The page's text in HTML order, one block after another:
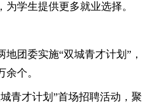
学生提供更多就业选择。
团委实施“双城青才计划”，
个。
青才计划”首场招聘活动，聚